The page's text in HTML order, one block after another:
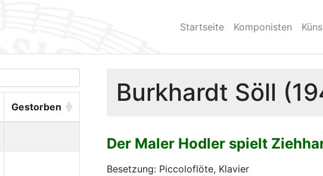
Startseite Komponisten
Gestorben Burkhardt Söll
Der Maler Hodler spielt
Besetzung: Piccoloflöte, Klavier